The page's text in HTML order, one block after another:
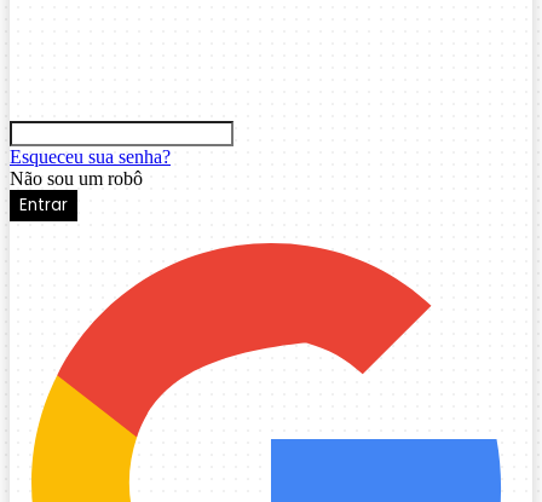
Esqueceu sua senha?
Não sou um robô
Entrar